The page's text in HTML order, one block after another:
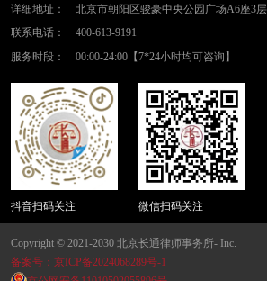
详细地址：
北京市朝阳区骏豪中央公园广场A6座3层
联系电话：
400-613-9191
服务时段：
00:00-24:00【7*24小时均可咨询】
抖音扫码关注 微信扫码关注
Copyright © 2021-2030 北京长通律师事务所- Inc.
备案号：京ICP备2024068289号-1